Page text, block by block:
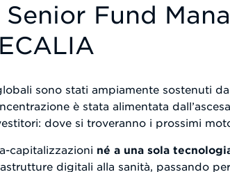
Fund
sono stati ampiamente sostenuti
è stata alimentata
dove si troveranno i prossimi
capitalizzazioni né a una sola
digitali alla sanità, passando